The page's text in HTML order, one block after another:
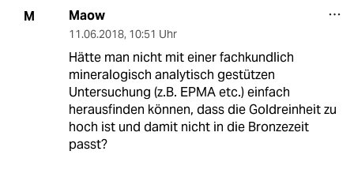
M Maow
11.06.2018, 10:51 Uhr
Hätte man nicht mit einer fachkundlich
mineralogisch analytisch gestützen
Untersuchung (z.B. EPMA etc.) einfach
herausfinden können, dass die Goldreinheit zu
hoch ist und damit nicht in die Bronzezeit
passt?